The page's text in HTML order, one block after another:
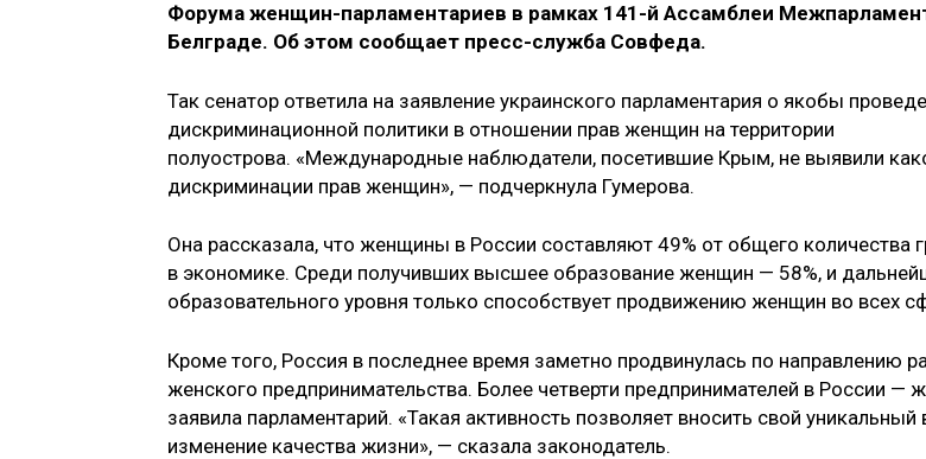
Форума женщин-парламентариев в рамках 141-й Ассамблеи
Белграде. Об этом сообщает пресс-служба Совфеда.
Так сенатор ответила на заявление украинского парламентария о якобы
дискриминационной политики в отношении прав женщин на территории
полуострова. «Международные наблюдатели, посетившие Крым, не выявили
дискриминации прав женщин», — подчеркнула Гумерова.
Она рассказала, что женщины в России составляют 49% от общего количества
в экономике. Среди получивших высшее образование женщин — 58%, и
образовательного уровня только способствует продвижению женщин во всех
Кроме того, Россия в последнее время заметно продвинулась по направлению
женского предпринимательства. Более четверти предпринимателей в России —
заявила парламентарий. «Такая активность позволяет вносить свой
изменение качества жизни», — сказала законодатель.